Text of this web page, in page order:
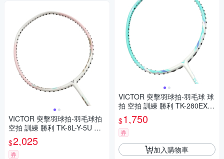
VICTOR 突擊羽球拍-羽毛球拍
空拍 訓練 勝利 TK-8L-Y-5U 淺
粉白金綠
$2,025
券
VICTOR 突擊羽球拍-羽毛球 球
拍 空拍 訓練 勝利 TK-280EX-R
-4U 馬卡龍綠白
$1,750
券
加入購物車